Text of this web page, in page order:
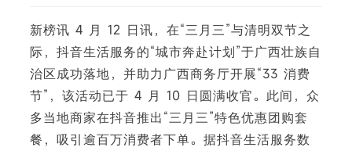
新榜讯 4 月 12 日讯，在“三月三”与清明双节之
际，抖音生活服务的“城市奔赴计划”于广西壮族自
治区成功落地，并助力广西商务厅开展“33 消费
节”，该活动已于 4 月 10 日圆满收官。此间，众
多当地商家在抖音推出“三月三”特色优惠团购套
餐，吸引逾百万消费者下单。据抖音生活服务数